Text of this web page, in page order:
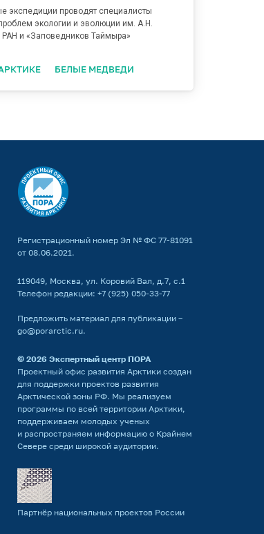
экспедиции проводят специалисты
экологии и эволюции им. А.Н.
РАН и «Заповедников Таймыра»
БЕЛЫЕ МЕДВЕДИ
Регистрационный номер Эл № ФС 77-81091
от 08.06.2021.
119049, Москва, ул. Коровий Вал, д.7, с.1
Телефон редакции: +7 (925) 050-33-77
Предложить материал для публикации –
go@porarctic.ru.
© 2026 Экспертный центр ПОРА
Проектный офис развития Арктики создан
для поддержки проектов развития
Арктической зоны РФ. Мы реализуем
программы по всей территории Арктики,
поддерживаем молодых ученых
и распространяем информацию о Крайнем
Севере среди широкой аудитории.
Партнёр национальных проектов России